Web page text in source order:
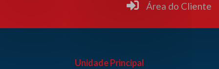
Área do Cliente
Unidade Principal